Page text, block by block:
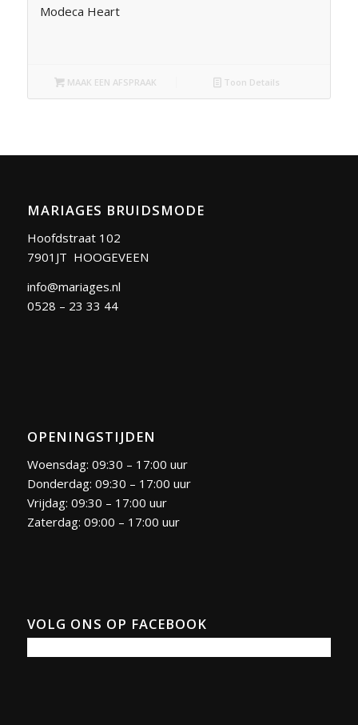
Modeca Heart
MAAK EEN AFSPRAAK Toon Details
MARIAGES BRUIDSMODE
Hoofdstraat 102
7901JT HOOGEVEEN
info@mariages.nl
0528 – 23 33 44
OPENINGSTIJDEN
Woensdag: 09:30 – 17:00 uur
Donderdag: 09:30 – 17:00 uur
Vrijdag: 09:30 – 17:00 uur
Zaterdag: 09:00 – 17:00 uur
VOLG ONS OP FACEBOOK